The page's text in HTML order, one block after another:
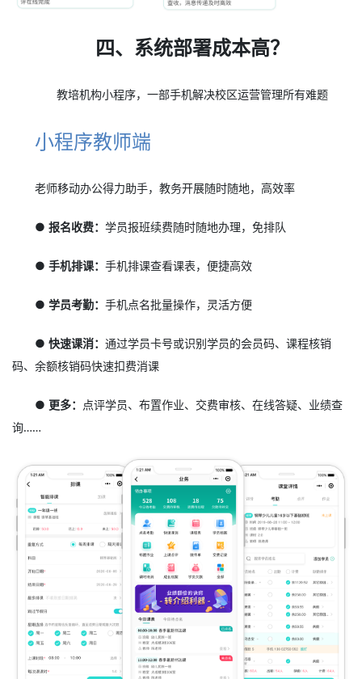
四、系统部署成本高？
教培机构小程序，一部手机解决校区运营管理所有难题
小程序教师端
老师移动办公得力助手，教务开展随时随地，高效率
● 报名收费：学员报班续费随时随地办理，免排队
● 手机排课：手机排课查看课表，便捷高效
● 学员考勤：手机点名批量操作，灵活方便
● 快速课消：通过学员卡号或识别学员的会员码、课程核销
码、余额核销码快速扣费消课
● 更多： 点评学员、布置作业、交费审核、在线答疑、业绩查
询……